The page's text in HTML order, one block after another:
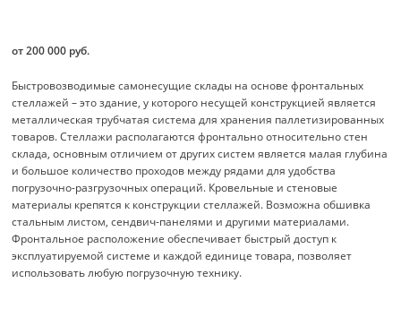
от 200 000 руб.
Быстровозводимые самонесущие склады на основе фронтальных
стеллажей – это здание, у которого несущей конструкцией является
металлическая трубчатая система для хранения паллетизированных
товаров. Стеллажи располагаются фронтально относительно стен
склада, основным отличием от других систем является малая глубина
и большое количество проходов между рядами для удобства
погрузочно-разгрузочных операций. Кровельные и стеновые
материалы крепятся к конструкции стеллажей. Возможна обшивка
стальным листом, сендвич-панелями и другими материалами.
Фронтальное расположение обеспечивает быстрый доступ к
эксплуатируемой системе и каждой единице товара, позволяет
использовать любую погрузочную технику.